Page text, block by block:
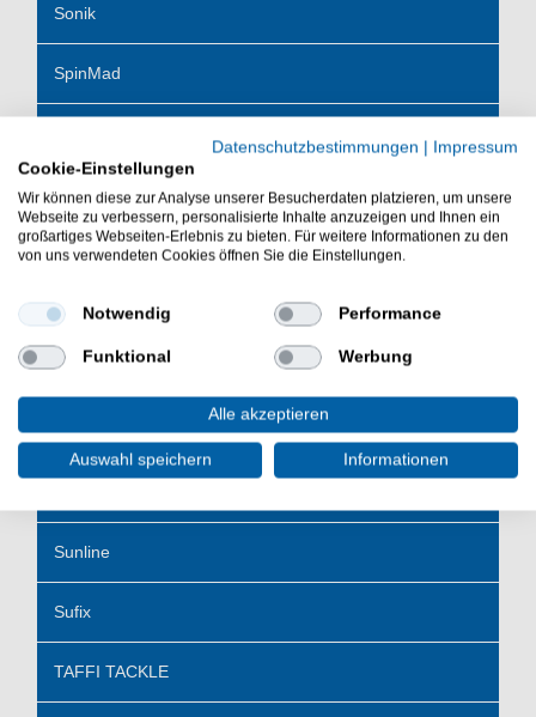
Sonik
SpinMad
Spro
Spro Freestyle
Sänger TTS
Strategy
Strike King
Sunline
Sufix
TAFFI TACKLE
Datenschutzbestimmungen | Impressum
Cookie-Einstellungen
Wir können diese zur Analyse unserer Besucherdaten platzieren, um unsere
Webseite zu verbessern, personalisierte Inhalte anzuzeigen und Ihnen ein
großartiges Webseiten-Erlebnis zu bieten. Für weitere Informationen zu den
von uns verwendeten Cookies öffnen Sie die Einstellungen.
Notwendig Performance
Funktional Werbung
Alle akzeptieren
Auswahl speichern Informationen